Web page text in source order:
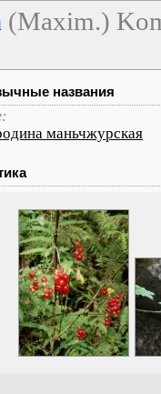
(Maxim.)
названия
маньчжурская